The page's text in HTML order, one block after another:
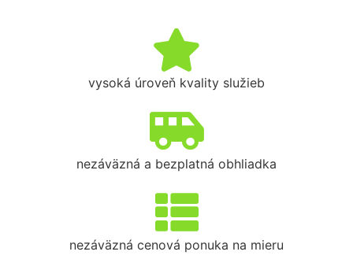
vysoká úroveň kvality služieb
nezáväzná a bezplatná obhliadka
nezáväzná cenová ponuka na mieru